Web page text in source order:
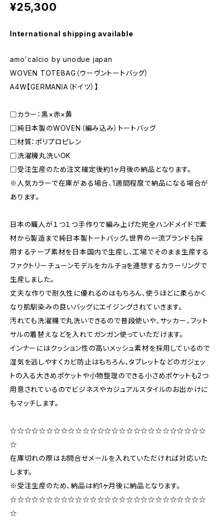
¥25,300
International shipping available
amo'calcio by unodue japan
WOVEN TOTEBAG（ウーヴントートバッグ）
A4W【GERMANIA（ドイツ）】
□カラー：黒×赤×黄
□純日本製のWOVEN（編み込み）トートバッグ
□材質：ポリプロピレン
□洗濯機丸洗いOK
□受注生産のため注文確定後約1ヶ月後の納品となります。
※人気カラーで在庫がある場合、1週間程度で納品になる場合が
あります。
日本の職人が１つ１つ手作りで編み上げた完全ハンドメイドで素
材から製造まで純日本製トートバッグ。世界の一流ブランドも採
用するテープ素材を日本国内で生産し、工場でそのまま生産する
ファクトリーチューンモデルをカルチョを連想するカラーリングで
生産しました。
丈夫な作りで耐久性に優れるのはもちろん、使うほどに柔らかく
なり肌馴染みの良いバッグにエイジングされていきます。
汚れても洗濯機で丸洗いできるので普段使いや、サッカー、フット
サルの着替えなどを入れてガンガン使っていただけます。
インナーにはクッション性の高いメッシュ素材を採用しているので
湿気を逃しやすくカビ防止はもちろん、タブレットなどのガジェッ
トの入る大きめポケットや小物整理のできる小さめポケットも2つ
用意されているのでビジネスやカジュアルスタイルのお出かけに
もマッチします。
☆☆☆☆☆☆☆☆☆☆☆☆☆☆☆☆☆☆☆☆☆☆☆☆☆☆☆
☆
在庫切れの際はお問合せメールを入れていただければ対応いた
します。
※受注生産のため、納品は約1ヶ月後に納品となります。
☆☆☆☆☆☆☆☆☆☆☆☆☆☆☆☆☆☆☆☆☆☆☆☆☆☆☆
☆